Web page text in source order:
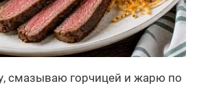
смазываю горчицей и жарю по